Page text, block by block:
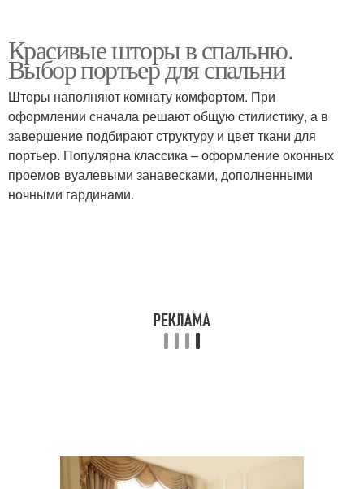
Красивые шторы в спальню.
Выбор портьер для спальни
Шторы наполняют комнату комфортом. При
оформлении сначала решают общую стилистику, а в
завершение подбирают структуру и цвет ткани для
портьер. Популярна классика – оформление оконных
проемов вуалевыми занавесками, дополненными
ночными гардинами.